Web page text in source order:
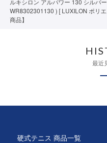
ルキシロン アルパワー 130 シルバ
WR8302301130 ) [ LUXILON ポリ
商品】
最近
硬式テニス 商品一覧